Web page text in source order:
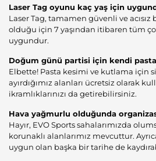
Laser Tag oyunu kaç yaş için
Laser Tag, tamamen güvenli ve
olduğu için 7 yaşından itibaren tüm
uygundur.
Doğum günü partisi için kendi
Elbette! Pasta kesimi ve kutlama için
ayırdığımız alanları ücretsiz olarak
ikramlıklarınızı da getirebilirsiniz.
Hava yağmurlu olduğunda
Hayır, EVO Sports sahalarımızda
korunaklı alanlarımız mevcuttur.
uygun olan başka bir tarihe de